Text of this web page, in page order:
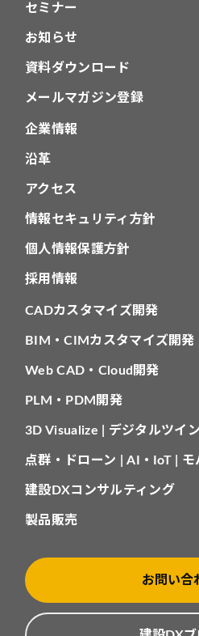
セミナー
お知らせ
資料ダウンロード
メールマガジン登録
企業情報
沿革
アクセス
情報セキュリティ方針
個人情報保護方針
採用情報
CADカスタマイズ開発
BIM・CIMカスタマイズ開発
Web CAD・Cloud開発
PLM・PDM開発
3D Visualize | デジタルツイ
点群・ドローン | AI・IoT |
建設DXコンサルティング
製品販売
お問い合